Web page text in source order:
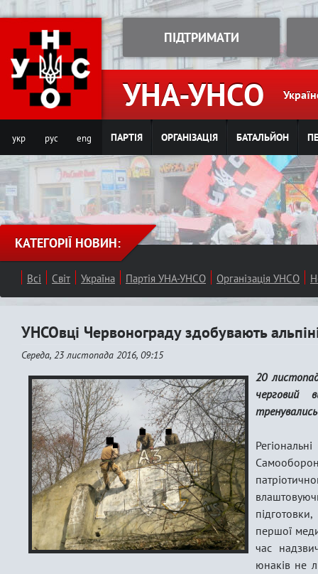
Jump to navigation
УНА-УНСО
ПІДТРИМАТИ
укр рус eng ПАРТІЯ ОРГАНІЗАЦІЯ БАТАЛЬЙОН
КАТЕГОРІЇ НОВИН:
Всі Світ Україна Партія УНА-УНСО Організація УНСО
УНСОвці Червонограду здобувають
Середа, 23 листопада 2016, 09:15
20
черговий
першої
час
юнаків не